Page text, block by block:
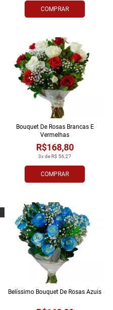
COMPRAR
COMPRAR
3x de R$ 56,27
R$168,80
Bouquet De Rosas Brancas E
Vermelhas
Belíssimo Bouquet De Rosas Azuis